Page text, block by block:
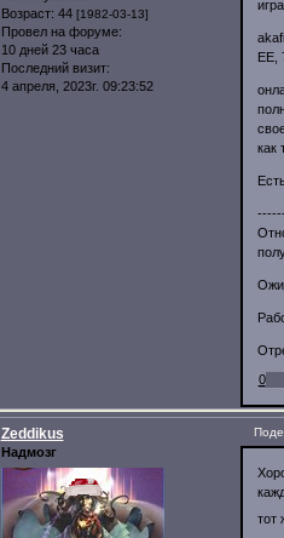
Возраст: 44 [1982-03-13]
Провел на форуме:
10 дней 23 часа
Последний визит:
4 апреля, 2023г. 09:23:52
ЕЕ,
как
0
Zeddikus
Надмозг
тот